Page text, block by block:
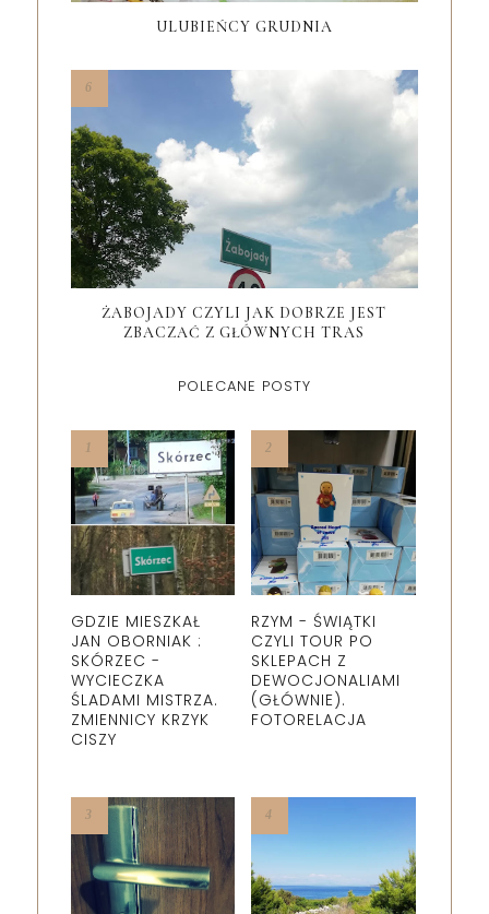
ULUBIEŃCY GRUDNIA
ŻABOJADY CZYLI JAK DOBRZE JEST
ZBACZAĆ Z GŁÓWNYCH TRAS
POLECANE POSTY
GDZIE MIESZKAŁ
JAN OBORNIAK :
SKÓRZEC -
WYCIECZKA
ŚLADAMI MISTRZA.
ZMIENNICY KRZYK
CISZY
RZYM - ŚWIĄTKI
CZYLI TOUR PO
SKLEPACH Z
DEWOCJONALIAMI
(GŁÓWNIE).
FOTORELACJA